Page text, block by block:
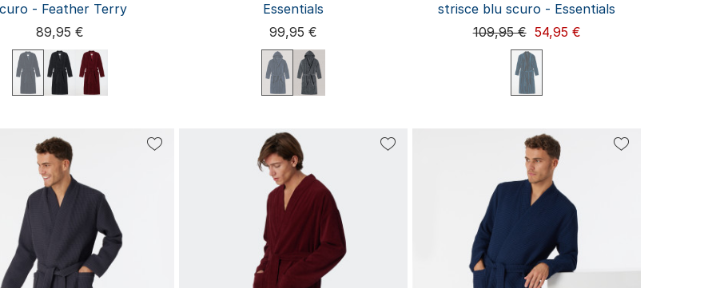
48/50 52/54
- Feather Terry
89,95 €
48/50 52/54
Essentials
99,95 €
48/50 52/54
strisce blu scuro - Essentials
109,95 € 54,95 €